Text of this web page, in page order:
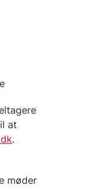
at
.
møder